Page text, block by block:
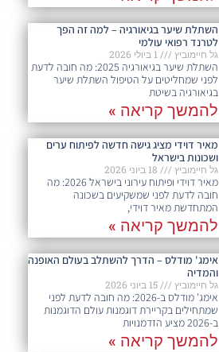
השתלת שיער בגיאורגיה – למה זה הפך
לטרנד רפואי עולמי
גל חיימוביץ 1 ביולי 2026
השתלת שיער בגיאורגיה 2025: מה חובה לדעת
לפני שמחליטים על הטיפול השתלת שיער
בגיאורגיה בשיטת
להמשך קריאה »
מאיר דוידי מציג גישה חדשה לפיתוח ערים
ושכונות בישראל
גל חיימוביץ 18 ביוני 2026
מאיר דוידי ופיתוח עירוני בישראל 2026: מה
חובה לדעת לפני שמשקיעים בשכונה
המתחדשת מאיר דוידי,
להמשך קריאה »
אימג' מודלס – הדרך להשתלב בעולם האופנה
והמדיה
גל חיימוביץ 15 ביוני 2026
אימג' מודלס ב-2026: מה חובה לדעת לפני
שמתחילים בקריירת דוגמנות עולם הדוגמנות
ב-2026 מציע הזדמנויות
להמשך קריאה »